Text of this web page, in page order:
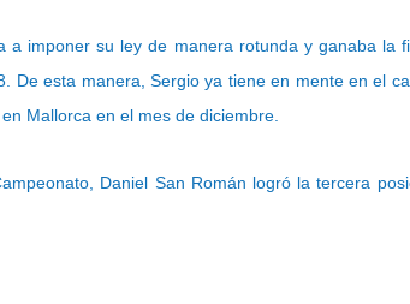
a imponer su ley de manera rotunda y ganaba la
De esta manera, Sergio ya tiene en mente en el
Mallorca en el mes de diciembre.
Daniel San Román logró la tercera